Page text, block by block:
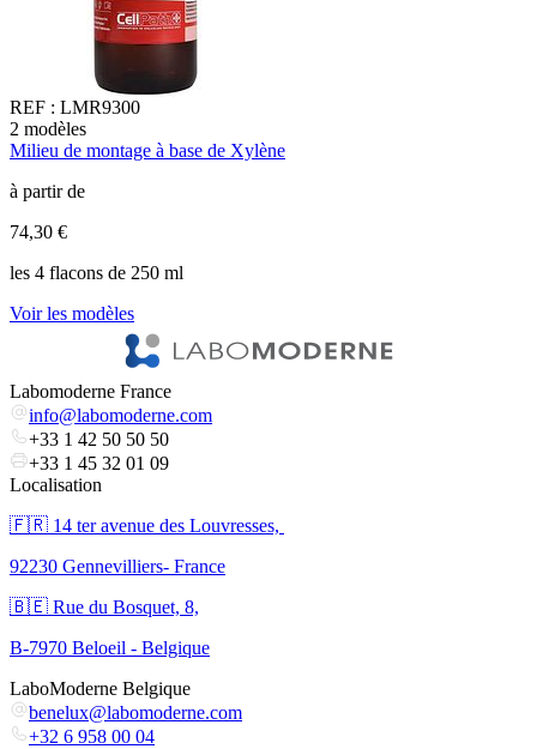
REF : LMR9300
2 modèles
Milieu de montage à base de Xylène
à partir de
74,30 €
les 4 flacons de 250 ml
Voir les modèles
Labomoderne France
info@labomoderne.com
+33 1 42 50 50 50
+33 1 45 32 01 09
Localisation
🇫🇷 ​14 ter avenue des Louvresses,
92230 Gennevilliers- France
🇧🇪 Rue du Bosquet, 8,
B-7970 Beloeil - Belgique
LaboModerne Belgique
benelux@labomoderne.com
+32 6 958 00 04